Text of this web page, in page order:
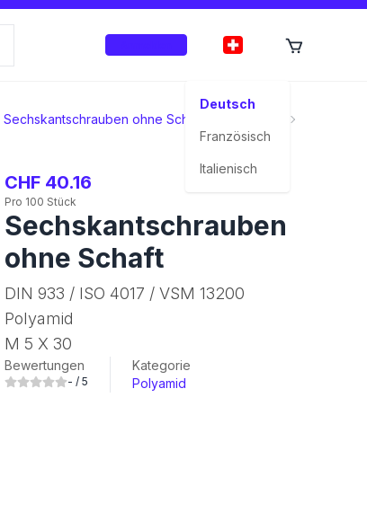
Deutsch
Französisch
Italienisch
Sechskantschrauben ohne Schaft
CHF 40.16
Pro 100 Stück
Sechskantschrauben
ohne Schaft
DIN 933 / ISO 4017 / VSM 13200
Polyamid
M 5 X 30
Bewertungen
- / 5
Kategorie
Polyamid